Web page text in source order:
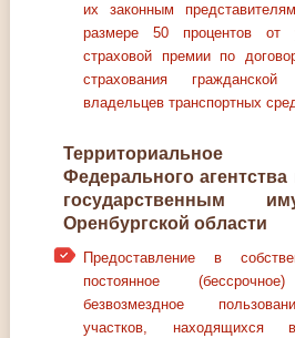
их законным
размере 50 процентов от
страховой премии по
страхования гражданской
владельцев транспортных
Территориальное
Федерального
государственным
Оренбургской области
Предоставление в
постоянное
безвозмездное
участков, находящихся